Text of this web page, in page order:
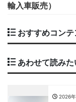
輸入車販売）
おすすめコンテ
あわせて読みた
2026